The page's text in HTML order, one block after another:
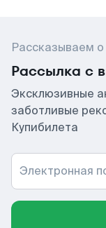
Рассказываем
Рассылка с
Эксклюзивные
заботливые
Купибилета
Электронная